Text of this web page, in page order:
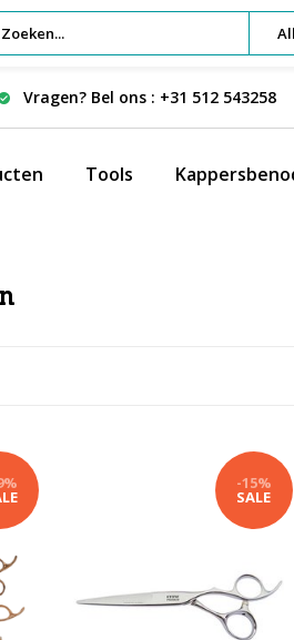
Vragen? Bel ons : +31 512 543258
Tools
-15%
SALE